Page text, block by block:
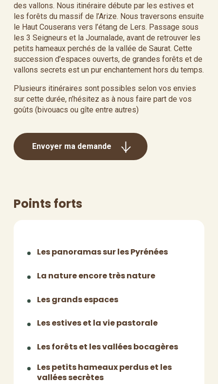
des vallons. Nous itinéraire débute par les estives et
les forêts du massif de l’Arize. Nous traversons ensuite
le Haut Couserans vers l’étang de Lers. Passage sous
les 3 Seigneurs et la Journalade, avant de retrouver les
petits hameaux perchés de la vallée de Saurat. Cette
succession d’espaces ouverts, de grandes forêts et de
vallons secrets est un pur enchantement hors du temps.
Plusieurs itinéraires sont possibles selon vos envies
sur cette durée, n’hésitez as à nous faire part de vos
goûts (bivouacs ou gîte entre autres)
Envoyer ma demande
Points forts
Les panoramas sur les Pyrénées
La nature encore très nature
Les grands espaces
Les estives et la vie pastorale
Les forêts et les vallées bocagères
Les petits hameaux perdus et les
vallées secrètes